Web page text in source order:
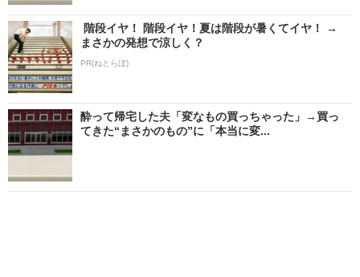
階段イヤ！ 階段イヤ！夏は階段が暑くてイヤ！ →
まさかの発想で涼しく？
PR(ねとらぼ)
酔って帰宅した夫「変なもの買っちゃった」→買っ
てきた“まさかのもの”に「本当に変...